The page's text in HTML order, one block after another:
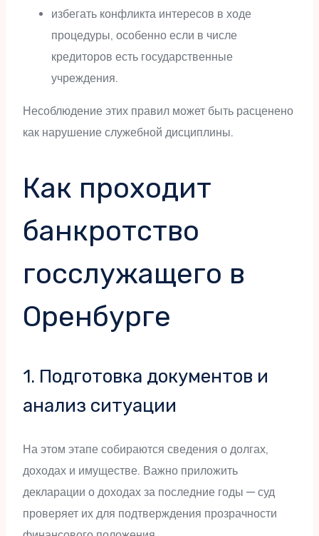
избегать конфликта интересов в ходе
процедуры, особенно если в числе
кредиторов есть государственные
учреждения.
Несоблюдение этих правил может быть расценено
как нарушение служебной дисциплины.
Как проходит
банкротство
госслужащего в
Оренбурге
1. Подготовка документов и
анализ ситуации
На этом этапе собираются сведения о долгах,
доходах и имуществе. Важно приложить
декларации о доходах за последние годы — суд
проверяет их для подтверждения прозрачности